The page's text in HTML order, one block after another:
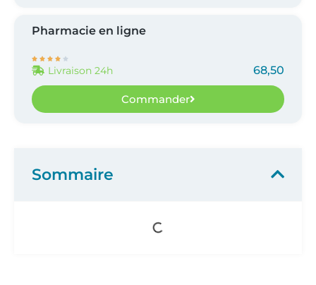
Pharmacie en ligne
    
Livraison 24h 68,50
Commander
Sommaire